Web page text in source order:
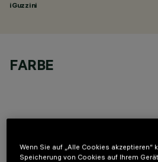
iGuzzini
FARBE
TECHNISCHE DATEN
Wenn Sie auf „Alle Cookies akzeptieren“
Speicherung von Cookies auf Ihrem